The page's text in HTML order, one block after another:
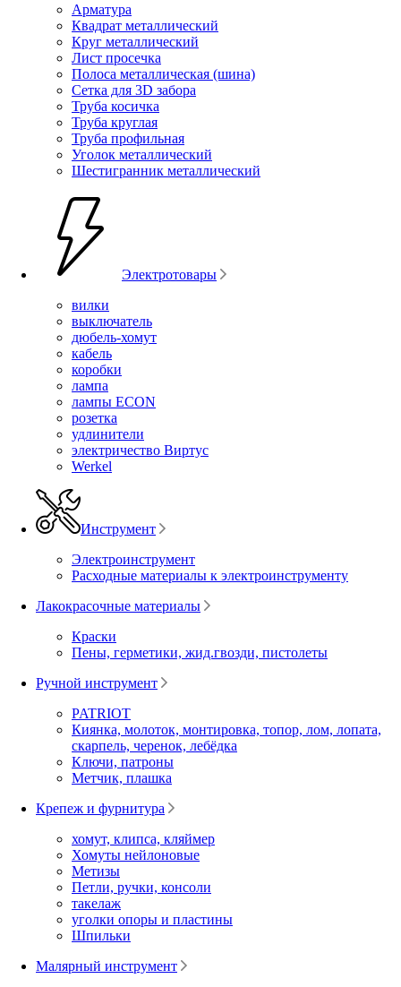
Арматура
Квадрат металлический
Круг металлический
Лист просечка
Полоса металлическая (шина)
Сетка для 3D забора
Труба косичка
Труба круглая
Труба профильная
Уголок металлический
Шестигранник металлический
Электротовары
вилки
выключатель
дюбель-хомут
кабель
коробки
лампа
лампы ECON
розетка
удлинители
электричество Виртус
Werkel
Инструмент
Электроинструмент
Расходные материалы к электроинструменту
Лакокрасочные материалы
Краски
Пены, герметики, жид.гвозди, пистолеты
Ручной инструмент
PATRIOT
Киянка, молоток, монтировка, топор, лом, лопата,
скарпель, черенок, лебёдка
Ключи, патроны
Метчик, плашка
Крепеж и фурнитура
хомут, клипса, кляймер
Хомуты нейлоновые
Метизы
Петли, ручки, консоли
такелаж
уголки опоры и пластины
Шпильки
Малярный инструмент